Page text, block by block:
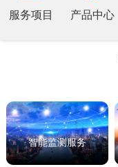
服务项目 产品中心
智能监测服务